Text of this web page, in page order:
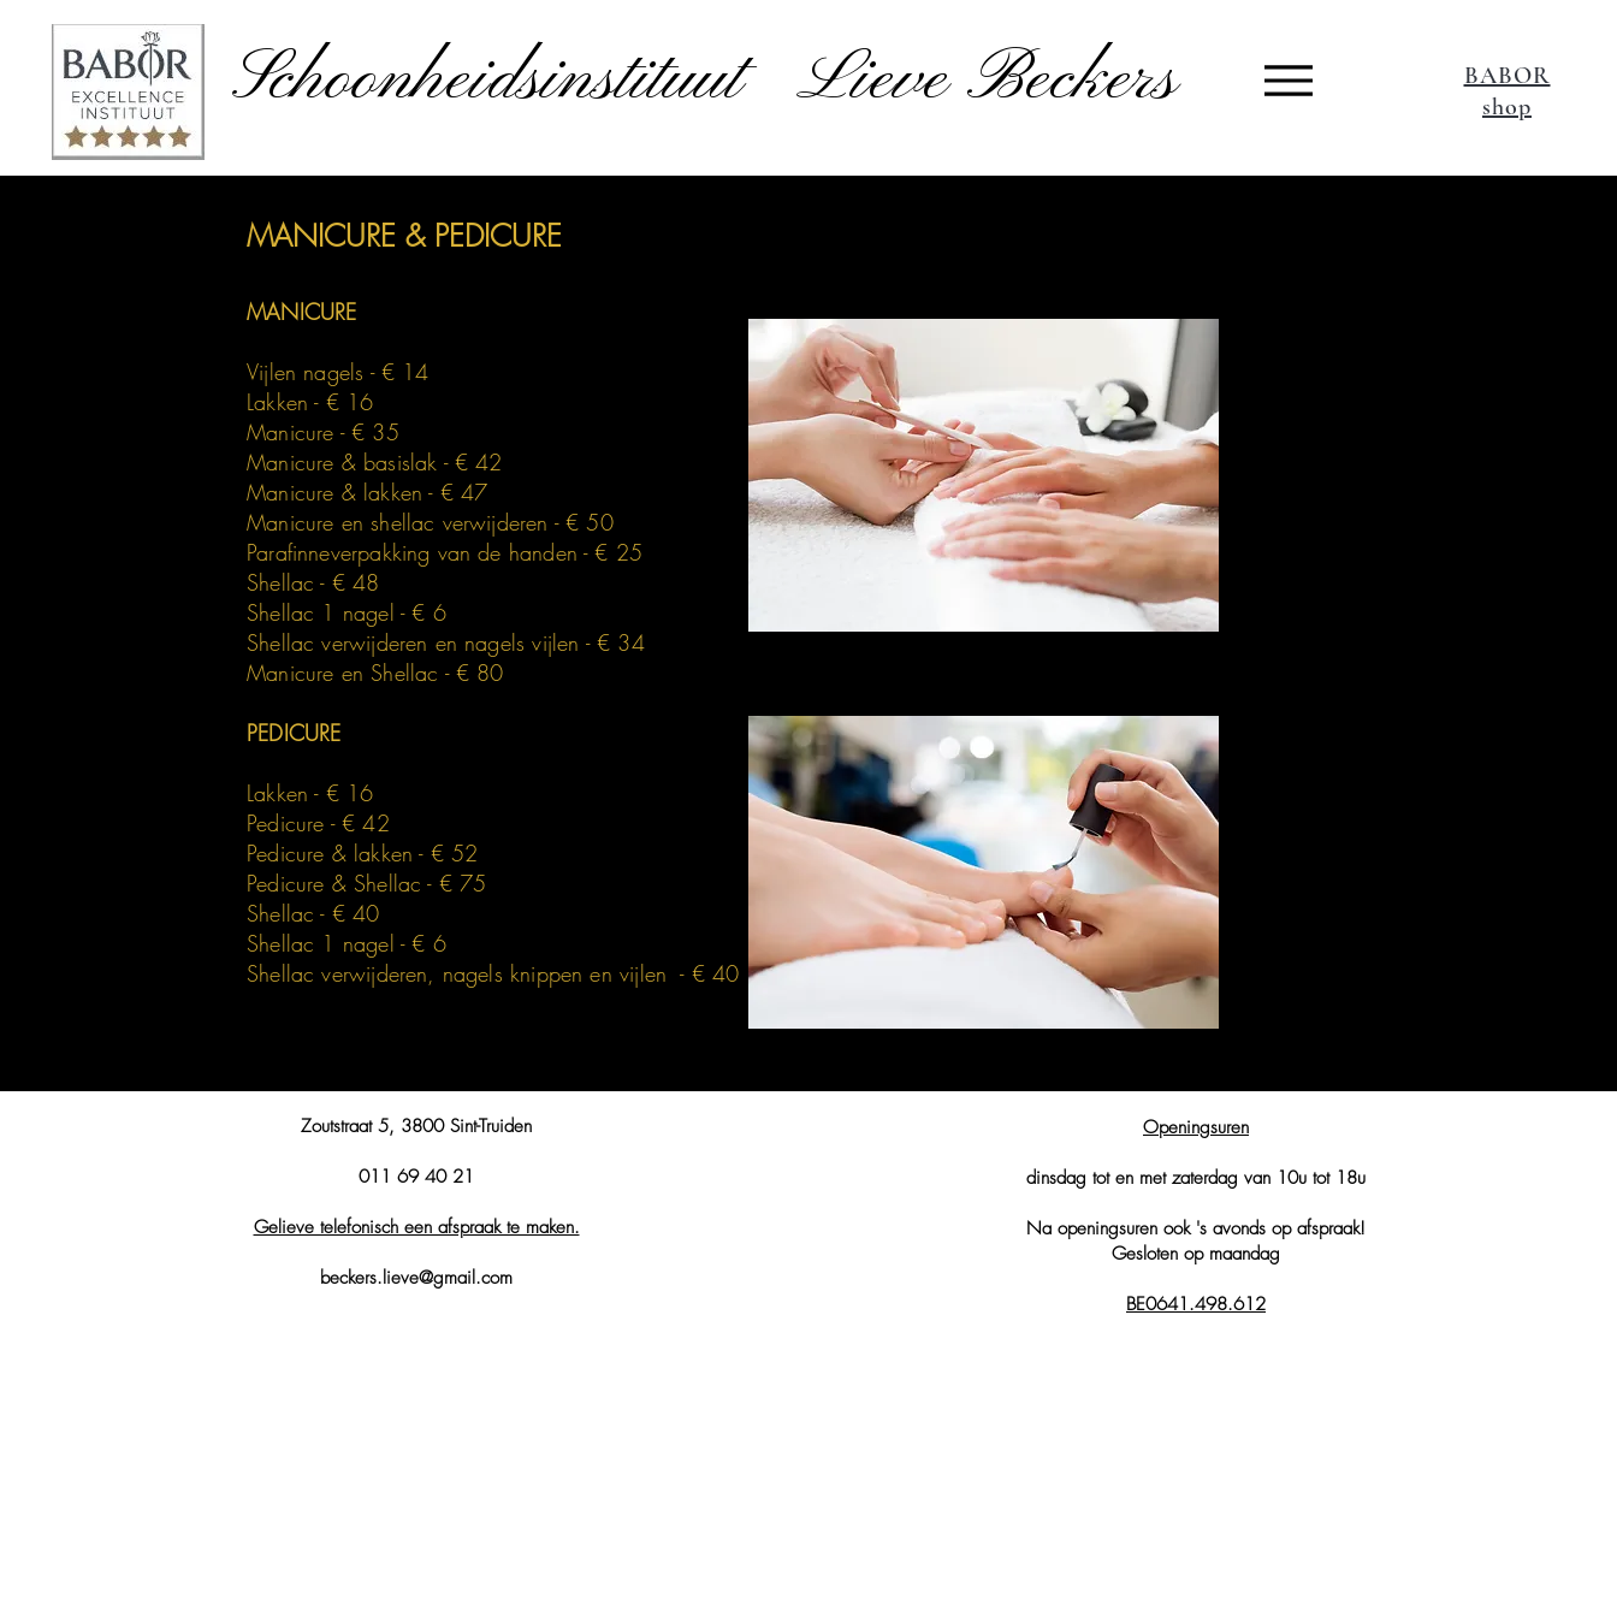
Schoonheidsinstituut Lieve Beckers
BABOR
shop
MANICURE & PEDICURE
MANICURE
Vijlen nagels - € 14
Lakken - € 16
Manicure - € 35
Manicure & basislak - € 42
Manicure & lakken - € 47
Manicure en shellac verwijderen - € 50
Parafinneverpakking van de handen - € 25
Shellac - € 48
Shellac 1 nagel - € 6
Shellac verwijderen en nagels vijlen - € 34
Manicure en Shellac - € 80
PEDICURE
Lakken - € 16
Pedicure - € 42
Pedicure & lakken - € 52
Pedicure & Shellac - € 75
Shellac - € 40
Shellac 1 nagel - € 6
Shellac verwijderen, nagels knippen en vijlen - € 40
Zoutstraat 5, 3800 Sint-Truiden
011 69 40 21
Gelieve telefonisch een afspraak te maken.
beckers.lieve@gmail.com
Openingsuren
dinsdag tot en met zaterdag van 10u tot 18u
Na openingsuren ook 's avonds op afspraak!
Gesloten op maandag
BE0641.498.612